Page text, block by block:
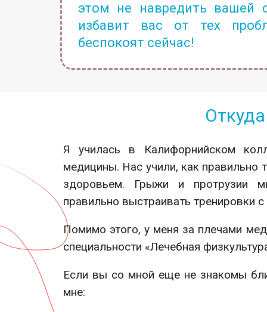
этом не навредить вашей
избавит вас от тех
беспокоят сейчас!
Я училась в Калифорнийском
медицины. Нас учили, как
здоровьем. Грыжи и протрузии
правильно выстраивать тренировки
Помимо этого, у меня за плечами
специальности «Лечебная
Если вы со мной еще не знакомы
мне: